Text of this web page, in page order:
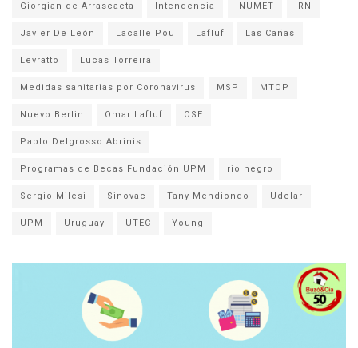
Giorgian de Arrascaeta Intendencia INUMET IRN
Javier De León Lacalle Pou Lafluf Las Cañas
Levratto Lucas Torreira
Medidas sanitarias por Coronavirus MSP MTOP
Nuevo Berlin Omar Lafluf OSE
Pablo Delgrosso Abrinis
Programas de Becas Fundación UPM rio negro
Sergio Milesi Sinovac Tany Mendiondo Udelar
UPM Uruguay UTEC Young